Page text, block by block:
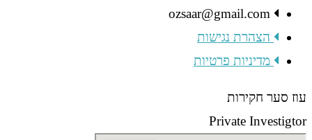
ozsaar@gmail.com
הצהרת נגישות
מדיניות פרטיות
עוז סער חקירות
Private Investigtor